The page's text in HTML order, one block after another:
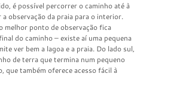
é possível percorrer o caminho até à
a observação da praia para o interior.
melhor ponto de observação fica
do caminho – existe aí uma pequena
ver bem a lagoa e a praia. Do lado sul,
de terra que termina num pequeno
que também oferece acesso fácil à